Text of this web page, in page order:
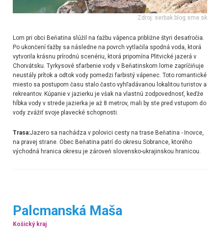
Zdroj: serbak.blog.sme.sk
Lom pri obci Beňatina slúžil na ťažbu vápenca približne štyri desaťročia.
Po ukončení ťažby sa následne na povrch vytlačila spodná voda, ktorá
vytvorila krásnu prírodnú scenériu, ktorá pripomína Plitvické jazerá v
Chorvátsku. Tyrkysové sfarbenie vody v Beňatinskom lome zapríčiňuje
neustály prítok a odtok vody pomedzi farbistý vápenec. Toto romantické
miesto sa postupom času stalo často vyhľadávanou lokalitou turistov a
rekreantov. Kúpanie v jazierku je však na vlastnú zodpovednosť, keďže
hĺbka vody v strede jazierka je až 8 metrov, mali by ste pred vstupom do
vody zvážiť svoje plavecké schopnosti.
Trasa:Jazero sa nachádza v polovici cesty na trase Beňatina - Inovce,
na pravej strane. Obec Beňatina patrí do okresu Sobrance, ktorého
východná hranica okresu je zároveň slovensko-ukrajinskou hranicou.
Palcmanská Maša
Košický kraj